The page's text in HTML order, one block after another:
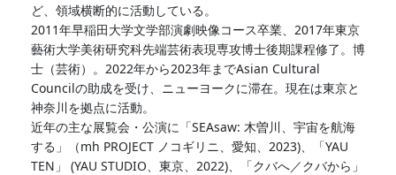
ど、領域横断的に活動している。
2011年早稲田大学文学部演劇映像コース卒業、2017年東京
藝術大学美術研究科先端芸術表現専攻博士後期課程修了。博
士（芸術）。2022年から2023年までAsian Cultural
Councilの助成を受け、ニューヨークに滞在。現在は東京と
神奈川を拠点に活動。
近年の主な展覧会・公演に「SEAsaw: 木曽川、宇宙を航海
する」（mh PROJECT ノコギリニ、愛知、2023)、「YAU
TEN」 (YAU STUDIO、東京、2022)、「クバへ／クバから」